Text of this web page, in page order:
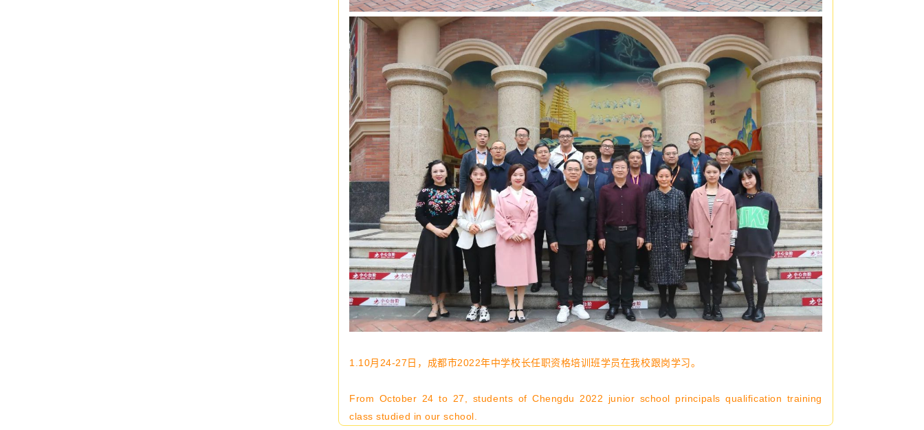
1.10月24-27日，成都市2022年中学校长任职资格培训班学员在我校跟岗学习。
From October 24 to 27, students of Chengdu 2022 junior school principals qualification training
class studied in our school.